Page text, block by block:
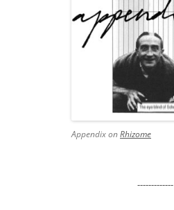
Appendix onRhizome
-------------